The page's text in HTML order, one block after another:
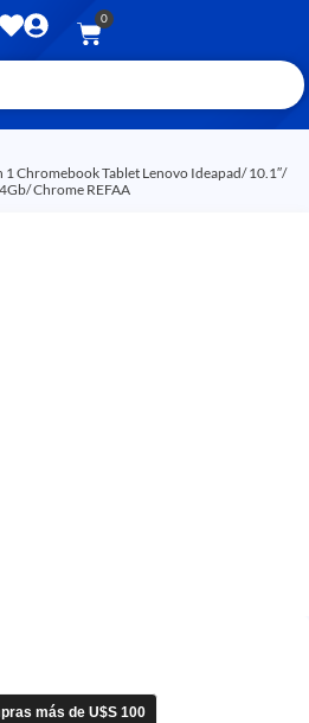
0
1 Chromebook Tablet Lenovo Ideapad/ 10.1″/
Chrome REFAA
más de U$S 100